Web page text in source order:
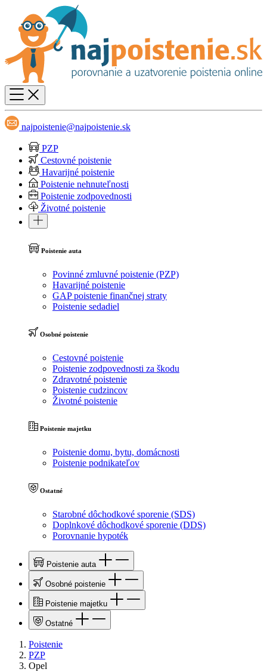
najpoistenie@najpoistenie.sk
PZP
Cestovné poistenie
Havarijné poistenie
Poistenie nehnuteľnosti
Poistenie zodpovednosti
Životné poistenie
Poistenie auta
Povinné zmluvné poistenie (PZP)
Havarijné poistenie
GAP poistenie finančnej straty
Poistenie sedadiel
Osobné poistenie
Cestovné poistenie
Poistenie zodpovednosti za škodu
Zdravotné poistenie
Poistenie cudzincov
Životné poistenie
Poistenie majetku
Poistenie domu, bytu, domácnosti
Poistenie podnikateľov
Ostatné
Starobné dôchodkové sporenie (SDS)
Doplnkové dôchodkové sporenie (DDS)
Porovnanie hypoték
Poistenie auta
Osobné poistenie
Poistenie majetku
Ostatné
Poistenie
PZP
Opel